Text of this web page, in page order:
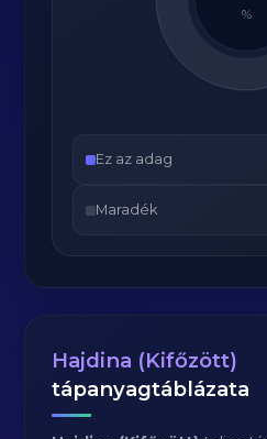
%
Ez az adag
Maradék
Hajdina (Kifőzött)
tápanyagtáblázata